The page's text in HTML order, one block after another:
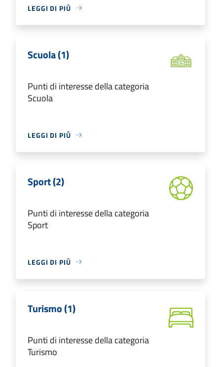
LEGGI DI PIÙ
Scuola (1)
Punti di interesse della categoria
Scuola
LEGGI DI PIÙ
Sport (2)
Punti di interesse della categoria
Sport
LEGGI DI PIÙ
Turismo (1)
Punti di interesse della categoria
Turismo